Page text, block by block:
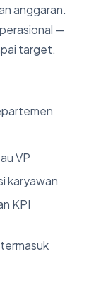
anggaran.
—
target.
VP
karyawan
KPI